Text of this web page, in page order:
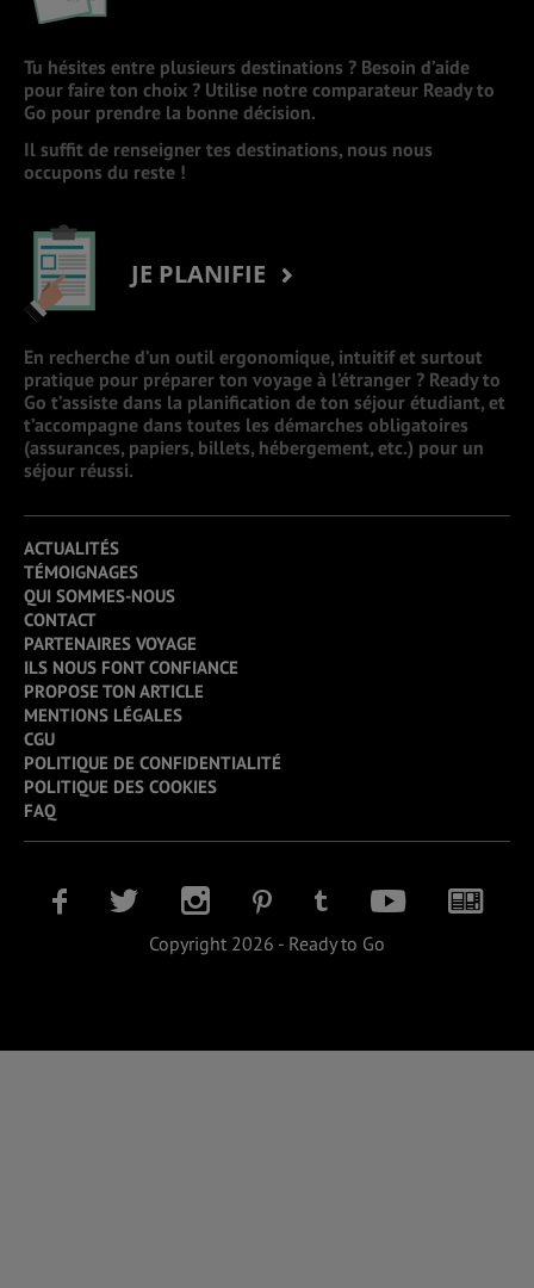
Tu hésites entre plusieurs destinations ? Besoin d’aide
pour faire ton choix ? Utilise notre comparateur Ready to
Go pour prendre la bonne décision.
Il suffit de renseigner tes destinations, nous nous
occupons du reste !
JE PLANIFIE
En recherche d’un outil ergonomique, intuitif et surtout
pratique pour préparer ton voyage à l’étranger ? Ready to
Go t’assiste dans la planification de ton séjour étudiant, et
t’accompagne dans toutes les démarches obligatoires
(assurances, papiers, billets, hébergement, etc.) pour un
séjour réussi.
ACTUALITÉS
TÉMOIGNAGES
QUI SOMMES-NOUS
CONTACT
PARTENAIRES VOYAGE
ILS NOUS FONT CONFIANCE
PROPOSE TON ARTICLE
MENTIONS LÉGALES
CGU
POLITIQUE DE CONFIDENTIALITÉ
POLITIQUE DES COOKIES
FAQ
Copyright 2026 - Ready to Go